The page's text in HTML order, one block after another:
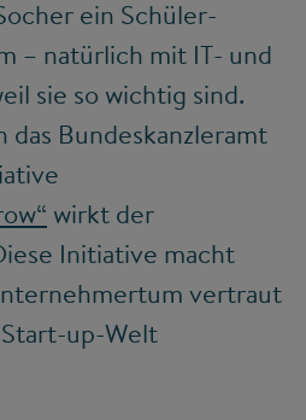
ein Schüler-
– natürlich mit IT- und
sie so wichtig sind.
Bundeskanzleramt
wirkt der
Initiative macht
vertraut
up-Welt